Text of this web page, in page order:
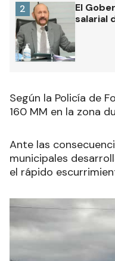
El
salarial
2
Según la Policía de
160 MM en la zona
Ante las
municipales
el rápido